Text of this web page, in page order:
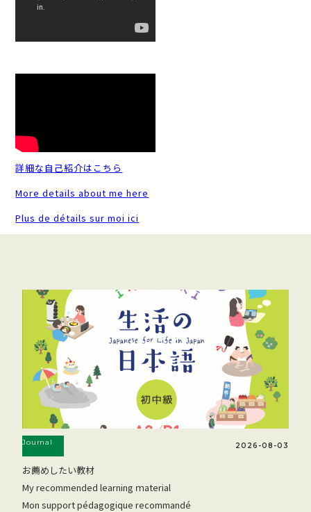
詳細な自己紹介はこちら
More details about me here
Plus de détails sur moi ici
Journal 2026-08-03
お薦めしたい教材
My recommended learning ｍaterial
Mon support pédagogique recommandé